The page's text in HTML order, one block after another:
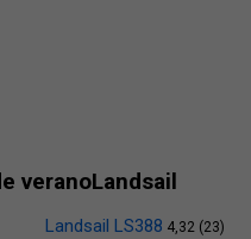
veranoLandsail
Landsail LS388 4,32 (23)